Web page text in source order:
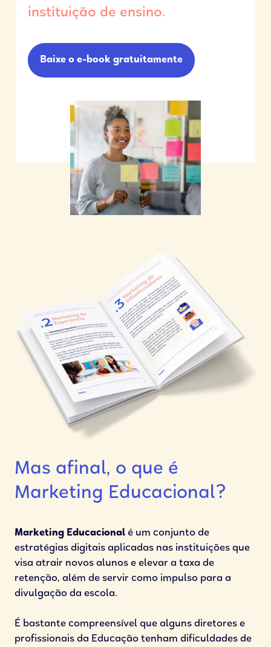
instituição de ensino.
Baixe o e-book gratuitamente
Mas afinal, o que é
Marketing Educacional?
Marketing Educacionalé um conjunto de
estratégias digitais aplicadas nas instituições que
visa atrair novos alunos e elevar a taxa de
retenção, além de servir como impulso para a
divulgação da escola.
É bastante compreensível que alguns diretores e
profissionais da Educação tenham dificuldades de